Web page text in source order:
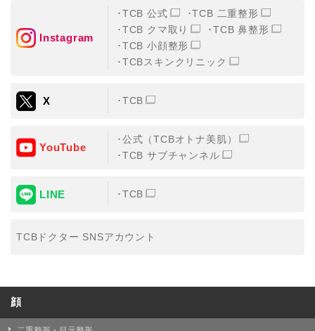
Instagram
TCB 公式
TCB 二重整形
TCB クマ取り
TCB 鼻整形
TCB 小顔整形
TCBスキンクリニック
X TCB
YouTube
公式（TCBオトナ美肌）
TCB サブチャンネル
LINE TCB
TCBドクター SNSアカウント
顔